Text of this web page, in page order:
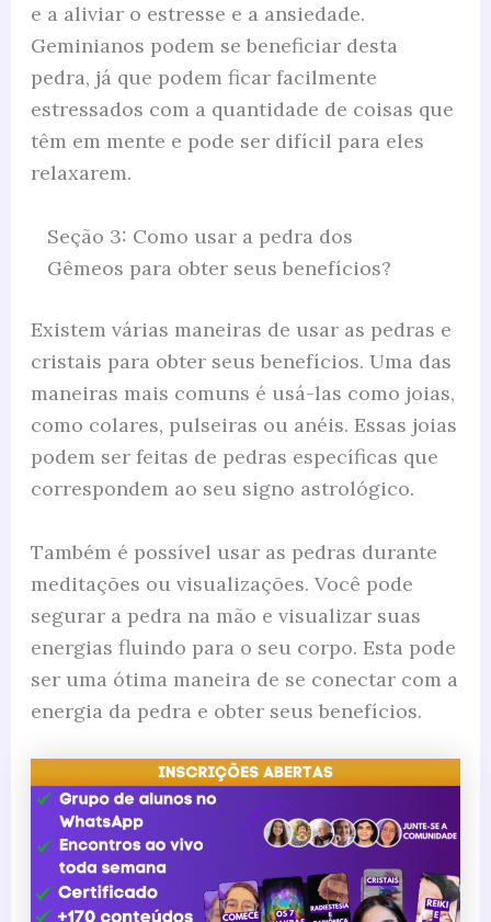
e a aliviar o estresse e a ansiedade.
Geminianos podem se beneficiar desta
pedra, já que podem ficar facilmente
estressados com a quantidade de coisas que
têm em mente e pode ser difícil para eles
relaxarem.
Seção 3: Como usar a pedra dos
Gêmeos para obter seus benefícios?
Existem várias maneiras de usar as pedras e
cristais para obter seus benefícios. Uma das
maneiras mais comuns é usá-las como joias,
como colares, pulseiras ou anéis. Essas joias
podem ser feitas de pedras específicas que
correspondem ao seu signo astrológico.
Também é possível usar as pedras durante
meditações ou visualizações. Você pode
segurar a pedra na mão e visualizar suas
energias fluindo para o seu corpo. Esta pode
ser uma ótima maneira de se conectar com a
energia da pedra e obter seus benefícios.